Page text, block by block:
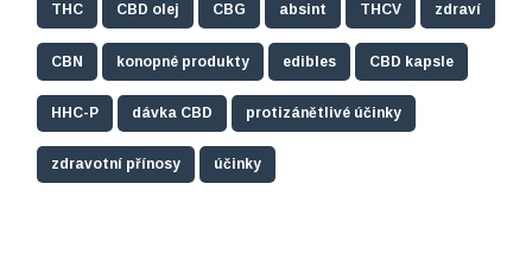
THC CBD olej CBG absint THCV zdraví
CBN konopné produkty edibles CBD kapsle
HHC-P dávka CBD protizánětlivé účinky
zdravotní přínosy účinky